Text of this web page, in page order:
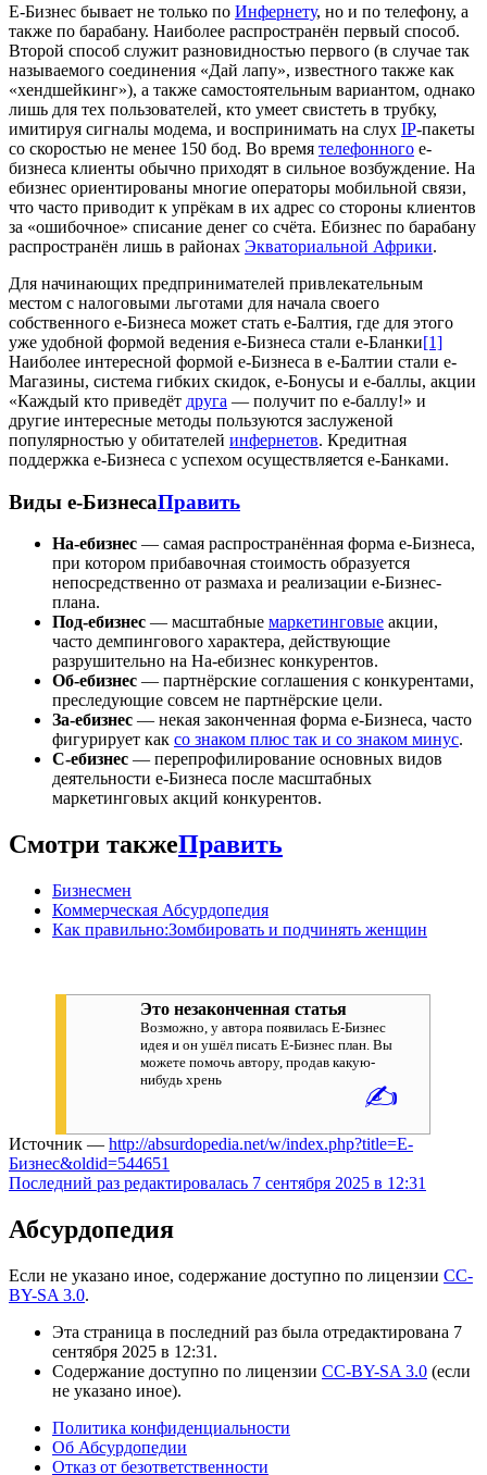
Е-Бизнес бывает не только по Инфернету, но и по телефону, а
также по барабану. Наиболее распространён первый способ.
Второй способ служит разновидностью первого (в случае так
называемого соединения «Дай лапу», известного также как
«хендшейкинг»), а также самостоятельным вариантом, однако
лишь для тех пользователей, кто умеет свистеть в трубку,
имитируя сигналы модема, и воспринимать на слух IP-пакеты
со скоростью не менее 150 бод. Во время телефонного е-
бизнеса клиенты обычно приходят в сильное возбуждение. На
ебизнес ориентированы многие операторы мобильной связи,
что часто приводит к упрёкам в их адрес со стороны клиентов
за «ошибочное» списание денег со счёта. Ебизнес по барабану
распространён лишь в районах Экваториальной Африки.
Для начинающих предпринимателей привлекательным
местом с налоговыми льготами для начала своего
собственного е-Бизнеса может стать е-Балтия, где для этого
уже удобной формой ведения е-Бизнеса стали е-Бланки[1]
Наиболее интересной формой е-Бизнеса в е-Балтии стали е-
Магазины, система гибких скидок, е-Бонусы и е-баллы, акции
«Каждый кто приведёт друга — получит по е-баллу!» и
другие интересные методы пользуются заслуженой
популярностью у обитателей инфернетов. Кредитная
поддержка е-Бизнеса с успехом осуществляется е-Банками.
Виды е-БизнесаПравить
На-ебизнес — самая распространённая форма е-Бизнеса,
при котором прибавочная стоимость образуется
непосредственно от размаха и реализации е-Бизнес-
плана.
Под-ебизнес — масштабные маркетинговые акции,
часто демпингового характера, действующие
разрушительно на На-ебизнес конкурентов.
Об-ебизнес — партнёрские соглашения с конкурентами,
преследующие совсем не партнёрские цели.
За-ебизнес — некая законченная форма е-Бизнеса, часто
фигурирует как со знаком плюс так и со знаком минус.
С-ебизнес — перепрофилирование основных видов
деятельности е-Бизнеса после масштабных
маркетинговых акций конкурентов.
Смотри такжеПравить
Бизнесмен
Коммерческая Абсурдопедия
Как правильно:Зомбировать и подчинять женщин
Это незаконченная статья
Возможно, у автора появилась Е-Бизнес
идея и он ушёл писать Е-Бизнес план. Вы
можете помочь автору, продав какую-
нибудь хрень
✍
Источник — http://absurdopedia.net/w/index.php?title=Е-
Бизнес&oldid=544651
Последний раз редактировалась 7 сентября 2025 в 12:31
Абсурдопедия
Если не указано иное, содержание доступно по лицензии CC-
BY-SA 3.0.
Эта страница в последний раз была отредактирована 7
сентября 2025 в 12:31.
Содержание доступно по лицензии CC-BY-SA 3.0 (если
не указано иное).
Политика конфиденциальности
Об Абсурдопедии
Отказ от безответственности